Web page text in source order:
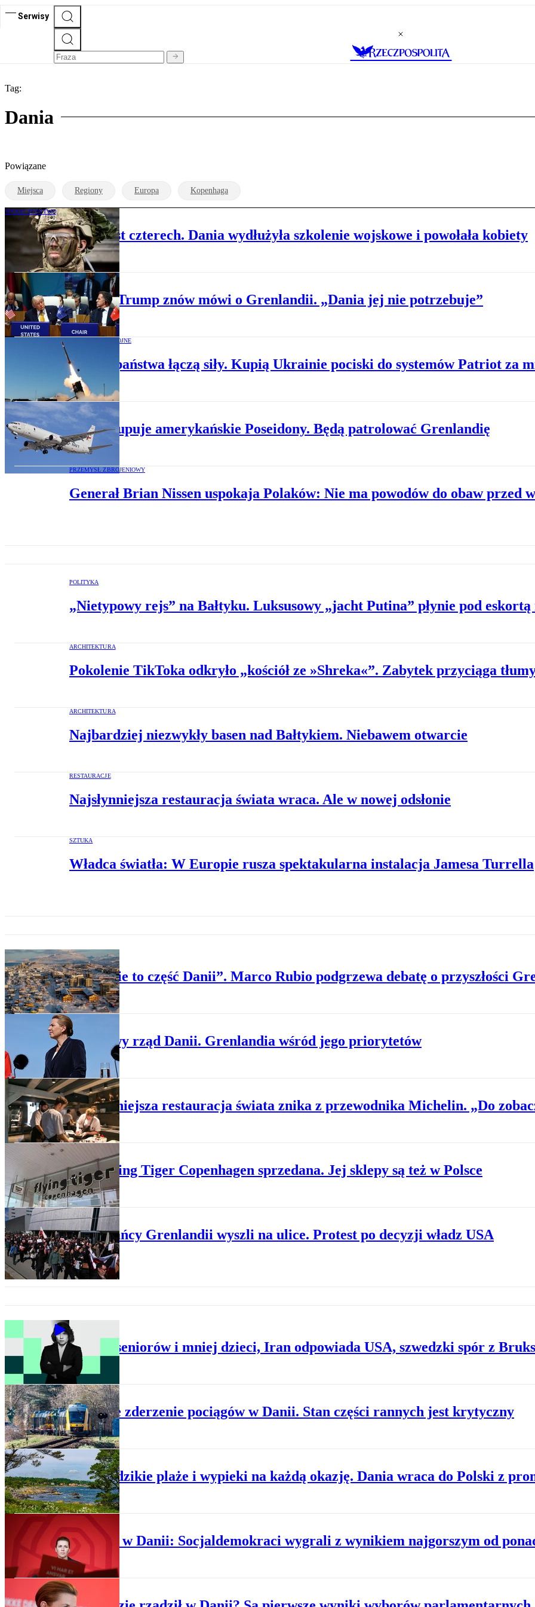
Serwisy
Tag:
Dania
Powiązane
Miejsca Regiony Europa Kopenhaga
SPOŁECZEŃSTWO
11 miesięcy zamiast czterech. Dania wydłużyła szkolenie wojskowe i powołała kobiety
DYPLOMACJA
Donald Trump znów mówi o Grenlandii. „Dania jej nie potrzebuje”
KONFLIKTY ZBROJNE
Cztery państwa łączą siły. Kupią Ukrainie pociski do systemów Patriot za
POLITYKA
Dania kupuje amerykańskie Poseidony. Będą patrolować Grenlandię
PRZEMYSŁ ZBROJENIOWY
Generał Brian Nissen uspokaja Polaków: Nie ma powodów do obaw przed
POLITYKA
„Nietypowy rejs” na Bałtyku. Luksusowy „jacht Putina” płynie pod eskortą
ARCHITEKTURA
Pokolenie TikToka odkryło „kościół ze »Shreka«”. Zabytek przyciąga
ARCHITEKTURA
Najbardziej niezwykły basen nad Bałtykiem. Niebawem otwarcie
RESTAURACJE
Najsłynniejsza restauracja świata wraca. Ale w nowej odsłonie
SZTUKA
Władca światła: W Europie rusza spektakularna instalacja Jamesa Turrella
POLITYKA
„Na razie to część Danii”. Marco Rubio podgrzewa debatę o przyszłości
POLITYKA
Jest nowy rząd Danii. Grenlandia wśród jego priorytetów
RESTAURACJE
Najsłynniejsza restauracja świata znika z przewodnika Michelin. „Do
HANDEL
Sieć Flying Tiger Copenhagen sprzedana. Jej sklepy są też w Polsce
POLITYKA
Mieszkańcy Grenlandii wyszli na ulice. Protest po decyzji władz USA
Więcej seniorów i mniej dzieci, Iran odpowiada USA, szwedzki spór z
WYPADKI
Czołowe zderzenie pociągów w Danii. Stan części rannych jest krytyczny
NOWE TRENDY
Hygge, dzikie plaże i wypieki na każdą okazję. Dania wraca do Polski z
POLITYKA
Wybory w Danii: Socjaldemokraci wygrali z wynikiem najgorszym od